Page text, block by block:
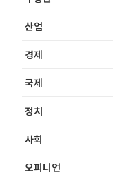
산업
경제
국제
정치
사회
오피니언